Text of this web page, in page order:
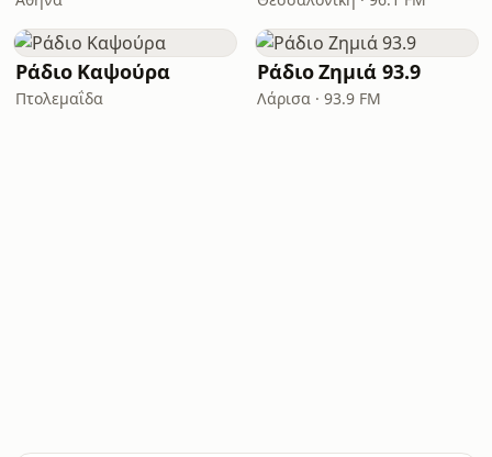
Ράδιο Καψούρα
Πτολεμαΐδα
Ράδιο Ζημιά 93.9
Λάρισα · 93.9 FM